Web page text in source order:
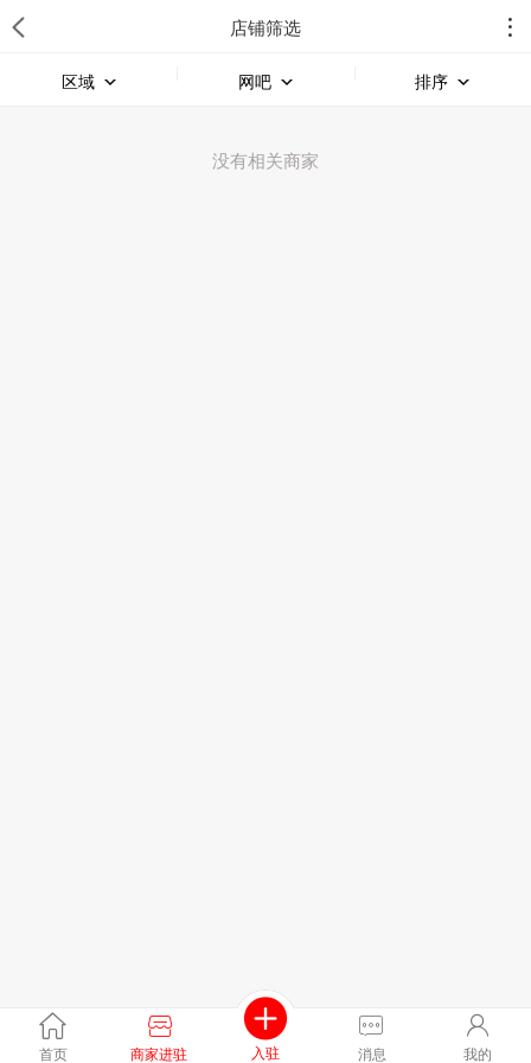
店铺筛选
区域 网吧 排序
没有相关商家
首页 商家进驻 入驻 消息 我的